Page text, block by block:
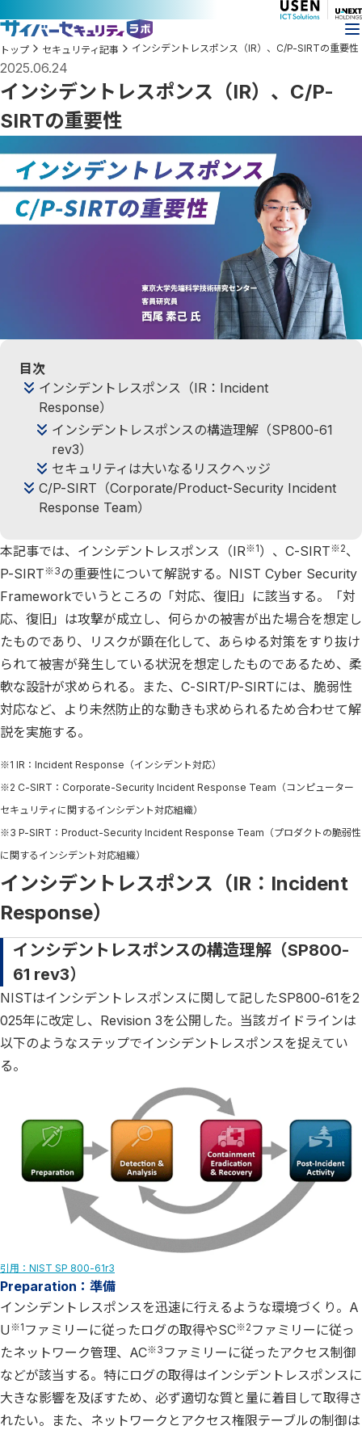
トップ セキュリティ記事 インシデントレスポンス（IR）、C/P-SIRTの重要性
2025.06.24
インシデントレスポンス（IR）、C/P-
SIRTの重要性
目次
インシデントレスポンス（IR：Incident
Response）
インシデントレスポンスの構造理解（SP800-61
rev3）
セキュリティは大いなるリスクヘッジ
C/P-SIRT（Corporate/Product-Security Incident
Response Team）
本記事では、インシデントレスポンス（IR※1）、C-SIRT※2、
P-SIRT※3の重要性について解説する。NIST Cyber Security
Frameworkでいうところの「対応、復旧」に該当する。「対
応、復旧」は攻撃が成立し、何らかの被害が出た場合を想定し
たものであり、リスクが顕在化して、あらゆる対策をすり抜け
られて被害が発生している状況を想定したものであるため、柔
軟な設計が求められる。また、C-SIRT/P-SIRTには、脆弱性
対応など、より未然防止的な動きも求められるため合わせて解
説を実施する。
※1 IR：Incident Response（インシデント対応）
※2 C-SIRT：Corporate-Security Incident Response Team（コンピューター
セキュリティに関するインシデント対応組織）
※3 P-SIRT：Product-Security Incident Response Team（プロダクトの脆弱性
に関するインシデント対応組織）
インシデントレスポンス（IR：Incident
Response）
インシデントレスポンスの構造理解（SP800-
61 rev3）
NISTはインシデントレスポンスに関して記したSP800-61を2
025年に改定し、Revision 3を公開した。当該ガイドラインは
以下のようなステップでインシデントレスポンスを捉えてい
る。
引用：NIST SP 800-61r3
Preparation：準備
インシデントレスポンスを迅速に行えるような環境づくり。A
U ※1 ファミリーに従ったログの取得やSC※2 ファミリーに従っ
たネットワーク管理、AC※3 ファミリーに従ったアクセス制御
などが該当する。特にログの取得はインシデントレスポンスに
大きな影響を及ぼすため、必ず適切な質と量に着目して取得さ
れたい。また、ネットワークとアクセス権限テーブルの制御は